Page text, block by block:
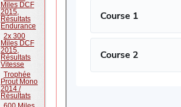
Miles DCF
2015,
Résultats
Endurance
2x 300
Miles DCF
2015,
Résultats
Vitesse
Trophée
Prout Mono
2014 /
Résultats